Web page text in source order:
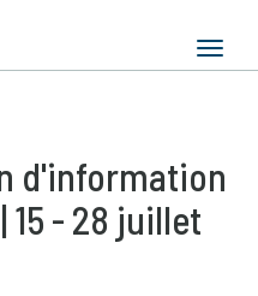
d'information
15 - 28 juillet